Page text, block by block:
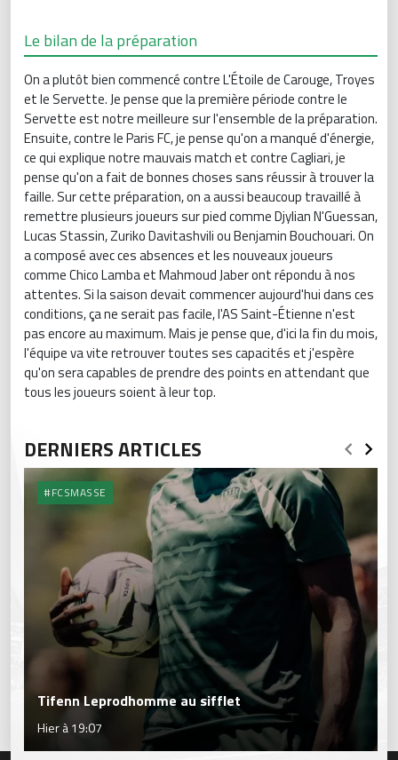
Le bilan de la préparation
On a plutôt bien commencé contre L'Étoile de Carouge, Troyes
et le Servette. Je pense que la première période contre le
Servette est notre meilleure sur l'ensemble de la préparation.
Ensuite, contre le Paris FC, je pense qu'on a manqué d'énergie,
ce qui explique notre mauvais match et contre Cagliari, je
pense qu'on a fait de bonnes choses sans réussir à trouver la
faille. Sur cette préparation, on a aussi beaucoup travaillé à
remettre plusieurs joueurs sur pied comme Djylian N'Guessan,
Lucas Stassin, Zuriko Davitashvili ou Benjamin Bouchouari. On
a composé avec ces absences et les nouveaux joueurs
comme Chico Lamba et Mahmoud Jaber ont répondu à nos
attentes. Si la saison devait commencer aujourd'hui dans ces
conditions, ça ne serait pas facile, l'AS Saint-Étienne n'est
pas encore au maximum. Mais je pense que, d'ici la fin du mois,
l'équipe va vite retrouver toutes ses capacités et j'espère
qu'on sera capables de prendre des points en attendant que
tous les joueurs soient à leur top.
DERNIERS ARTICLES
#FCSMASSE
Tifenn Leprodhomme au sifflet
Hier à 19:07